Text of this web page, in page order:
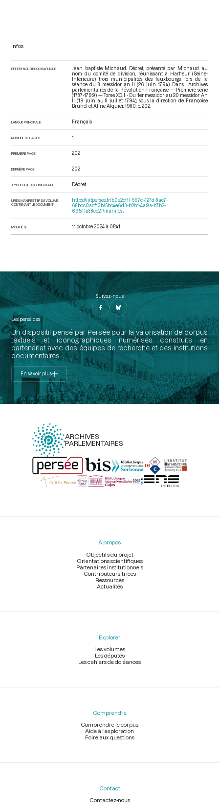
Infos
RÉFÉRENCE BIBLIOGRAPHIQUE
Jean baptiste Michaud. Décret, présenté par Michaud au
nom du comité de division, réunissant à Harfleur (Seine-
Inférieure) trois municipalités des fauxbourgs, lors de la
séance du 8 messidor an II (26 juin 1794). Dans : Archives
parlementaires de la Révolution Française — Première série
(1787-1799) — Tome XCII - Du 1er messidor au 20 messidor An
II (19 juin au 8 juillet 1794), sous la direction de Françoise
Brunel et Aline Alquier. 1980. p. 202.
LANGUE PRINCIPALE Français
NOMBRE DE PAGES 1
PREMIÈRE PAGE 202
DERNIÈRE PAGE 202
TYPOLOGIE DOCUMENTAIRE Décret
URI DU MANIFEST IIIF DU VOLUME
CONTENANT LE DOCUMENT
https://iiif.persee.fr/b0e2cf11-597c-427d-8ac7-
68bcc0acf13b/5bc4e6d3-b2b1-4a9a-b7b2-
69541a88cc21/manifest
MODIFIÉ LE 11 octobre 2024 à 05:41
Suivez-nous
Les perséides
Un dispositif pensé par Persée pour la valorisation de corpus
textuels et iconographiques numérisés construits en
partenariat avec des équipes de recherche et des institutions
documentaires.
En savoir plus
ARCHIVES
PARLEMENTAIRES
Menu
À propos
Objectifs du projet
Orientations scientifiques
Partenaires institutionnels
Contributeurs-trices
Ressources
Actualités
Explorer
Les volumes
Les députés
Les cahiers de doléances
Comprendre
Comprendre le corpus
Aide à l'exploration
Foire aux questions
Contact
Contactez-nous